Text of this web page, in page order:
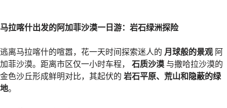
马拉喀什出发的阿加菲沙漠一日游：岩石绿洲探险
逃离马拉喀什的喧嚣，花一天时间探索迷人的 月球般的景观 阿
加菲沙漠。距离市区仅一小时车程， 石质沙漠 与撒哈拉沙漠的
金色沙丘形成鲜明对比，其起伏的 岩石平原、荒山和隐蔽的绿
地。